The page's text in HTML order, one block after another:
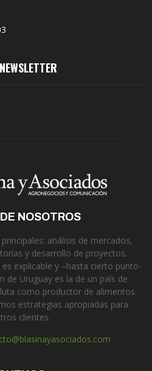
NOSOTROS
análisis de mercados,
y desarrollo de proyectos.
explicable y –hasta cierto punto-
de Uruguay es la de un país de
como productor de alimentos.
estrategias apropiadas para
clientes.